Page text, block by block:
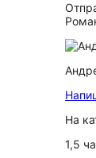
На
1,5